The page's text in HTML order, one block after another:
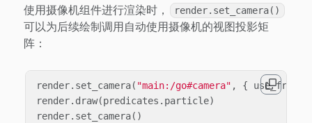
使用摄像机组件进行渲染时， render.set_camera()
可以为后续绘制调用自动使用摄像机的视图投影矩
阵：
render. set_camera( "main:/go#camera" , {
render. draw(predicates . particle)
render. set_camera()